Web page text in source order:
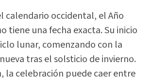
calendario occidental, el Año
tiene una fecha exacta. Su inicio
lunar, comenzando con la
tras el solsticio de invierno.
la celebración puede caer entre